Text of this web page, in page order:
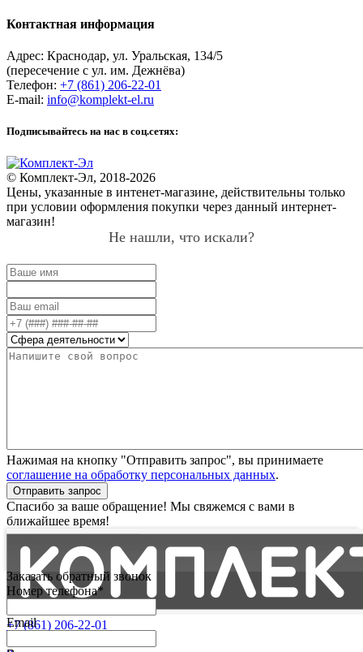
Контактная информация
Адрес: Краснодар, ул. Уральская, 134/5
(пересечение с ул. им. Дежнёва)
Телефон: +7 (861) 206-22-01
E-mail: info@komplekt-el.ru
Подписывайтесь на нас в соц.сетях:
© Комплект-Эл, 2018-2026
Цены, указанные в интенет-магазине, действительны только
при условии оформления покупки через данный интернет-
магазин!
Не нашли, что искали?
Нажимая на кнопку "Отправить запрос", вы принимаете
соглашение на обработку персональных данных.
Отправить запрос
Спасибо за ваше обращение! Мы свяжемся с вами в
ближайшее время!
+7 (861) 206-22-01
Заказать обратный звонок
Номер телефона*
Email